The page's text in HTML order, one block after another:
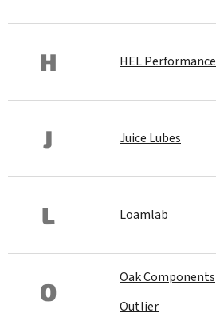
H HEL Performance
J Juice Lubes
L Loamlab
O
Oak Components
Outlier